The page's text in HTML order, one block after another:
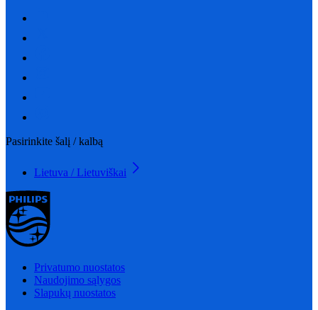
Pasirinkite šalį / kalbą
Lietuva / Lietuviškai
Privatumo nuostatos
Naudojimo sąlygos
Slapukų nuostatos